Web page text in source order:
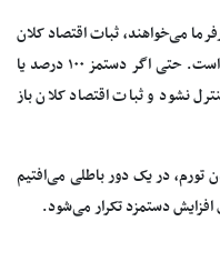
می‌خواهند، ثبات اقتصاد کلان
است و این مسئله مطالبه اصلی آنها از دولت است. حتی اگر دستمز ۱۰۰ درصد یا
نشود و ثبات اقتصاد کلان باز
تورم، در یک دور باطلی می‌افتیم
دستمزد تکرار می‌شود.